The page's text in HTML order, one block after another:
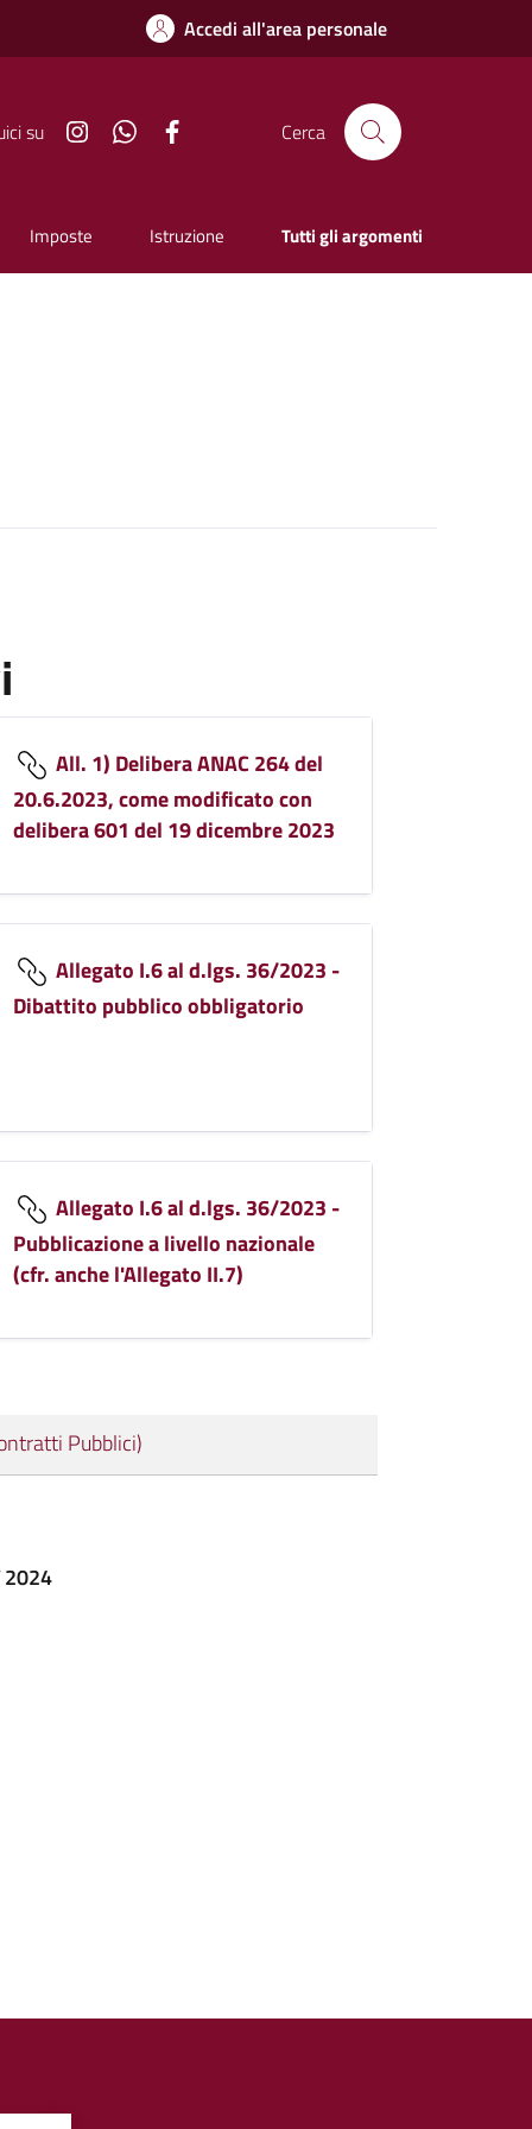
Accedi all'area personale
su InstagramWhatsapp Cerca
Imposte Istruzione Tutti gli argomenti
All. 1) Delibera ANAC 264 del
20.6.2023, come modificato con
delibera 601 del 19 dicembre 2023
Allegato I.6 al d.lgs. 36/2023 -
Dibattito pubblico obbligatorio
Allegato I.6 al d.lgs. 36/2023 -
Pubblicazione a livello nazionale
(cfr. anche l'Allegato II.7)
Pubblici)
2024